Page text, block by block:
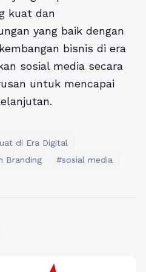
kuat dan
yang baik dengan
bisnis di era
sosial media secara
untuk mencapai
di Era Digital
Branding
#sosial media